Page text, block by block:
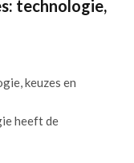
technologie,
keuzes en
heeft de